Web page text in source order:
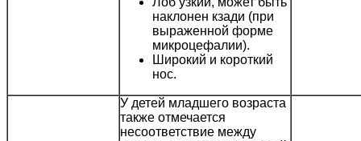
наклонен кзади (при
выраженной форме
микроцефалии).
Широкий и короткий
нос.
У детей младшего возраста
также отмечается
несоответствие между